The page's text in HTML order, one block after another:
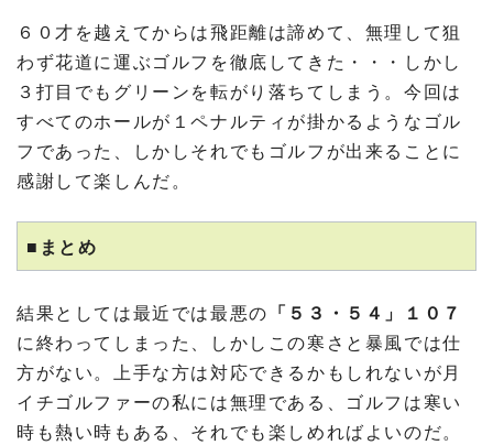
６０才を越えてからは飛距離は諦めて、無理して狙
わず花道に運ぶゴルフを徹底してきた・・・しかし
３打目でもグリーンを転がり落ちてしまう。今回は
すべてのホールが１ペナルティが掛かるようなゴル
フであった、しかしそれでもゴルフが出来ることに
感謝して楽しんだ。
■まとめ
結果としては最近では最悪の 「５３・５４」１０７
に終わってしまった、しかしこの寒さと暴風では仕
方がない。上手な方は対応できるかもしれないが月
イチゴルファーの私には無理である、ゴルフは寒い
時も熱い時もある、それでも楽しめればよいのだ。